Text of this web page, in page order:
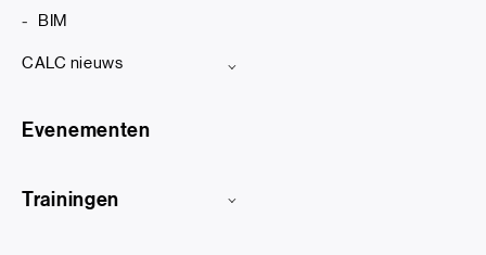
BIM
CALC nieuws
Evenementen
Trainingen